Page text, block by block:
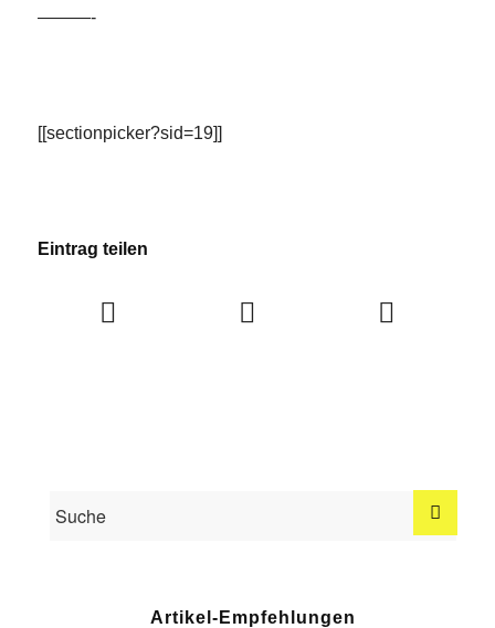
———-
[[sectionpicker?sid=19]]
Eintrag teilen
Artikel-Empfehlungen